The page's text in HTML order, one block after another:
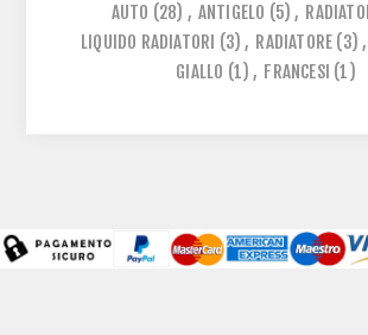
AUTO (28) , ANTIGELO (5) ,
LIQUIDO RADIATORI (3) , RADIATORE (3) ,
GIALLO (1) , FRANCESI (1)